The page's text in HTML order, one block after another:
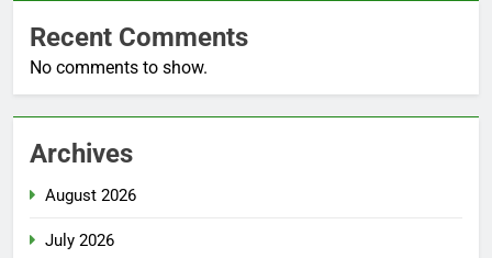
Recent Comments
No comments to show.
Archives
August 2026
July 2026